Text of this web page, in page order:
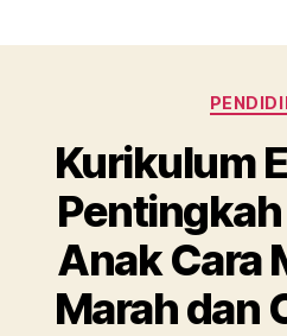
Kurikulum
Anak Cara
Marah dan